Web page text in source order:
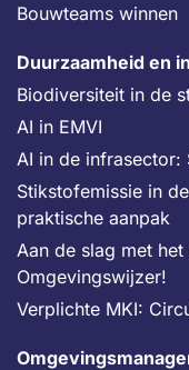
Bouwteams winnen
Duurzaamheid en
Biodiversiteit in de
AI in EMVI
AI in de infrasector:
Stikstofemissie in
praktische aanpak
Aan de slag met
Omgevingswijzer!
Verplichte MKI: